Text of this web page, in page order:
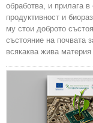
обработва, и прилага
продуктивност и
му стои доброто
състояние на почвата
всякаква жива